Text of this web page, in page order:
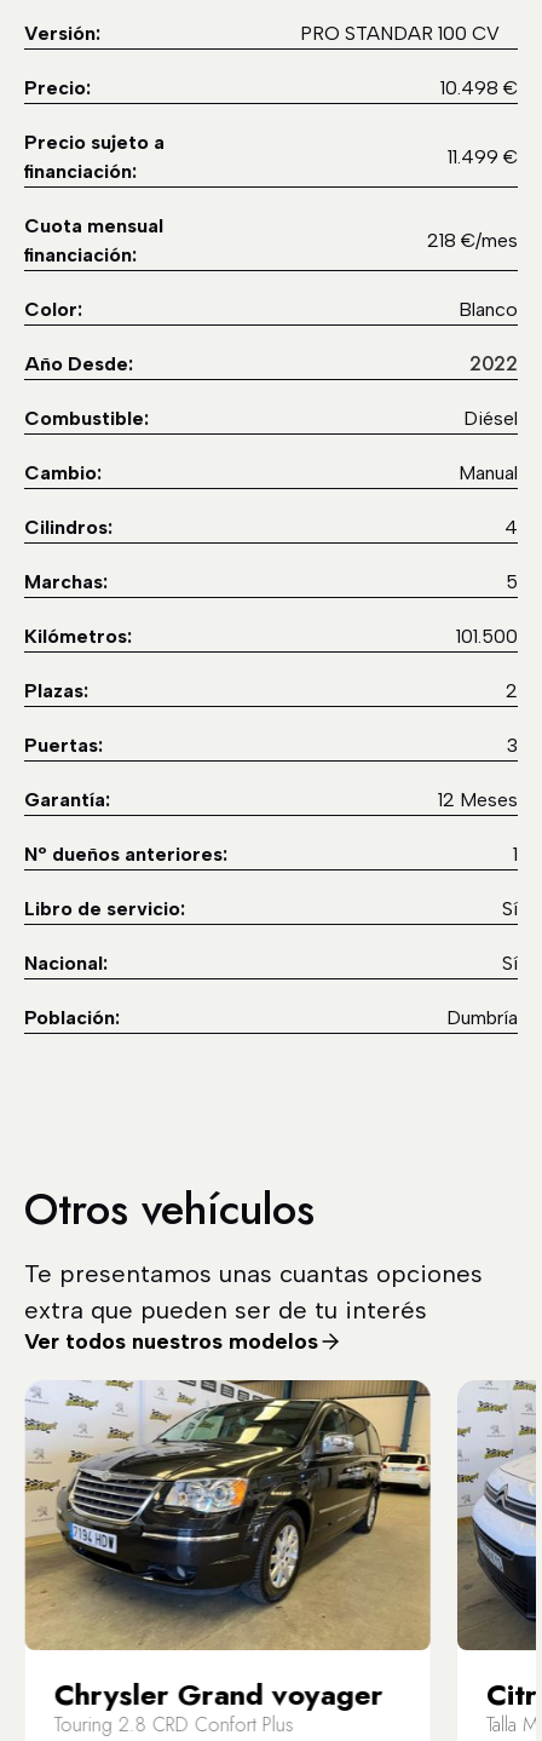
Versión: PRO STANDAR 100 CV
Precio: 10.498 €
Precio sujeto a
financiación:
11.499 €
Cuota mensual
financiación:
218 €/mes
Color: Blanco
Año Desde: 2022
Combustible: Diésel
Cambio: Manual
Cilindros: 4
Marchas: 5
Kilómetros: 101.500
Plazas: 2
Puertas: 3
Garantía: 12 Meses
Nº dueños anteriores: 1
Libro de servicio: Sí
Nacional: Sí
Población: Dumbría
Otros vehículos
Te presentamos unas cuantas opciones
extra que pueden ser de tu interés
Ver todos nuestros modelos
Chrysler Grand voyager
Touring 2.8 CRD Confort Plus
Talla